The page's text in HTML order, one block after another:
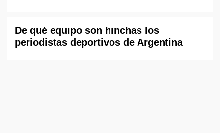
De qué equipo son hinchas los
periodistas deportivos de Argentina